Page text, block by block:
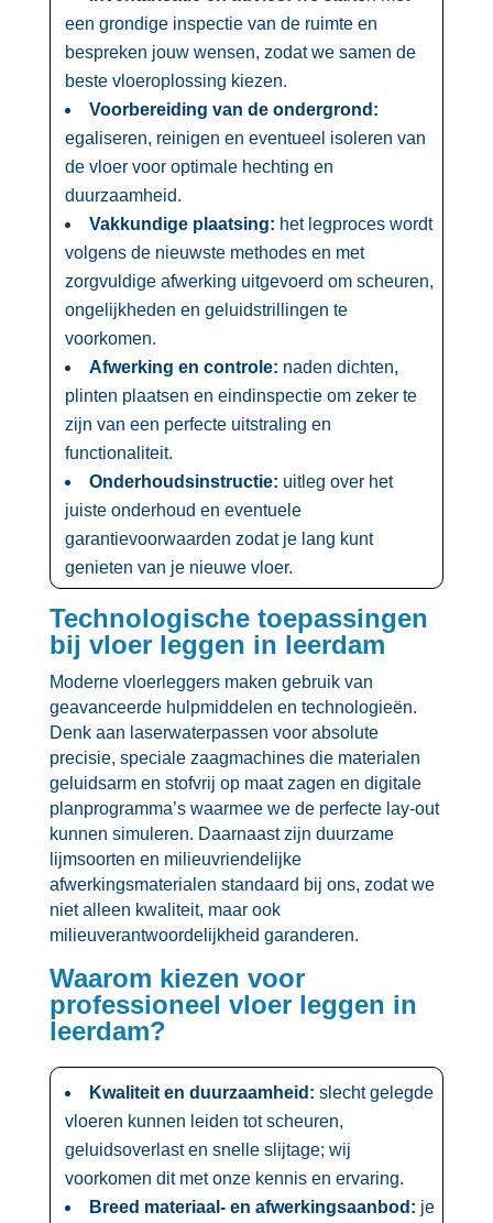
een grondige inspectie van de ruimte en
bespreken jouw wensen, zodat we samen de
beste vloeroplossing kiezen.​
Voorbereiding van de ondergrond:
egaliseren, reinigen en eventueel isoleren van
de vloer voor optimale hechting en
duurzaamheid.​
Vakkundige plaatsing: het legproces wordt
volgens de nieuwste methodes en met
zorgvuldige afwerking uitgevoerd om scheuren,
ongelijkheden en geluidstrillingen te
voorkomen.​
Afwerking en controle: naden dichten,
plinten plaatsen en eindinspectie om zeker te
zijn van een perfecte uitstraling en
functionaliteit.​
Onderhoudsinstructie: uitleg over het
juiste onderhoud en eventuele
garantievoorwaarden zodat je lang kunt
genieten van je nieuwe vloer.​
Technologische toepassingen
bij vloer leggen in leerdam
Moderne vloerleggers maken gebruik van
geavanceerde hulpmiddelen en technologieën.​
Denk aan laserwaterpassen voor absolute
precisie, speciale zaagmachines die materialen
geluidsarm en stofvrij op maat zagen en digitale
planprogramma’s waarmee we de perfecte lay-out
kunnen simuleren.​ Daarnaast zijn duurzame
lijmsoorten en milieuvriendelijke
afwerkingsmaterialen standaard bij ons, zodat we
niet alleen kwaliteit, maar ook
milieuverantwoordelijkheid garanderen.​
Waarom kiezen voor
professioneel vloer leggen in
leerdam?
Kwaliteit en duurzaamheid: slecht gelegde
vloeren kunnen leiden tot scheuren,
geluidsoverlast en snelle slijtage; wij
voorkomen dit met onze kennis en ervaring.​
Breed materiaal- en afwerkingsaanbod: je